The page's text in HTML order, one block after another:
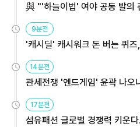
與 "'하늘이법' 여야 공동 발의
9분전
'캐시딜' 캐시워크 돈 버는 퀴
14분전
관세전쟁 '엔드게임' 윤곽 나
용해야
17분전
섬유패션 글로벌 경쟁력 키운